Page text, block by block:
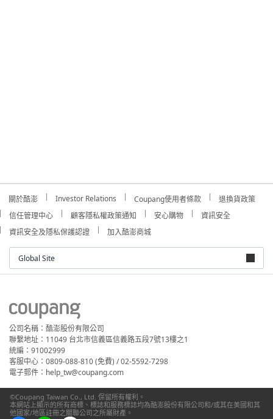
關於酷澎 Investor Relations Coupang使用者條款
退換貨政策
信任管理中心
顧客隱私權政策通知 安心購物
資訊安全
資訊安全及隱私保護認證
加入酷澎商城
Global Site
公司名稱：酷澎股份有限公司
聯繫地址：11049 台北市信義區信義路五段7號13樓之1
統編：91002999
客服中心：0809-088-810 (免費) / 02-5592-7298
電子郵件：help_tw@coupang.com
©Coupang Taiwan Co., Ltd. 保留所有權利。
本網站上顯示的所有商標、標誌和服務標誌均為酷澎股份有限公司和/或其在美國和其
他國家/地區註冊之關聯公司之所屬財產。